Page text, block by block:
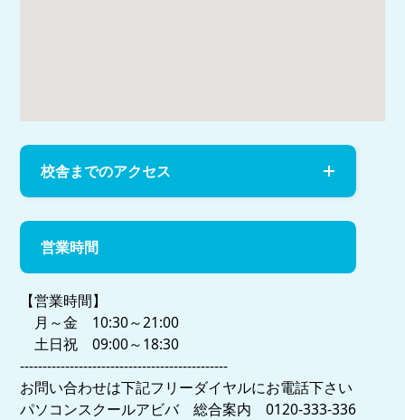
校舎までのアクセス
営業時間
【営業時間】
月～金 10:30～21:00
土日祝 09:00～18:30
----------------------------------------------
お問い合わせは下記フリーダイヤルにお電話下さい
パソコンスクールアビバ 総合案内 0120-333-336